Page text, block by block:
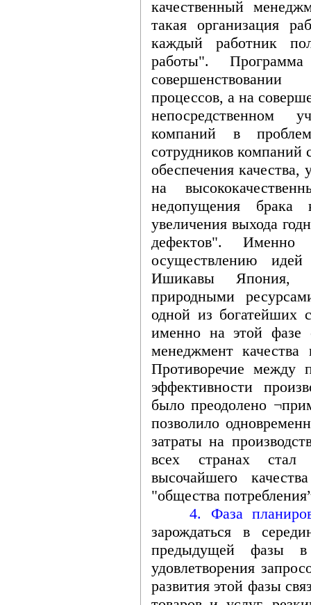
качественный
такая организация
каждый работник
работы".
процессов, а на
непосредственном
компаний в
сотрудников компаний
обеспечения
на
недопущения
увеличения выхода
дефектов". Именно
осуществлению
Ишикавы Япония,
природными
одной из богатейших
именно на этой фазе
менеджмент
Противоречие между
эффективности
было преодолено
позволило
затраты на
всех странах
высочайшего
"общества
4. Фаза
зарождаться в
предыдущей фазы в
удовлетворения
развития этой фазы